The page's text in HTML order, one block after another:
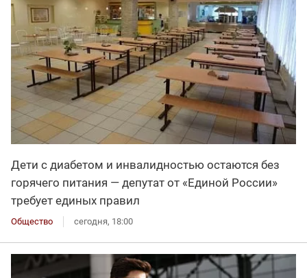
Дети с диабетом и инвалидностью остаются без
горячего питания — депутат от «Единой России»
требует единых правил
Общество сегодня, 18:00